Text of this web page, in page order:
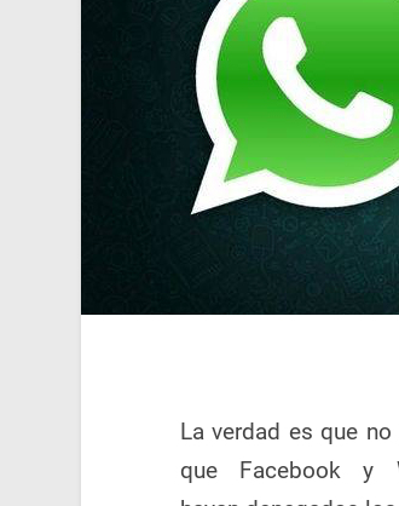
La verdad es que
que Facebook y